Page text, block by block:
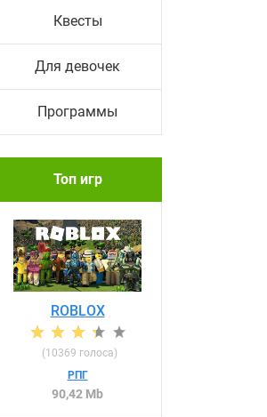
Квесты
Для девочек
Программы
Топ игр
ROBLOX
(10369 голоса)
РПГ
90,42 Mb